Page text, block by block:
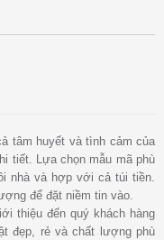
tâm huyết và tình cảm của
tiết. Lựa chọn mẫu mã phù
nhà và hợp với cả túi tiền.
để đặt niềm tin vào.
thiệu đến quý khách hàng
đẹp, rẻ và chất lượng phù